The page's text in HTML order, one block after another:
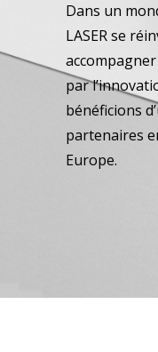
Dans un
LASER se
par
bénéficions
partenaires
Europe.